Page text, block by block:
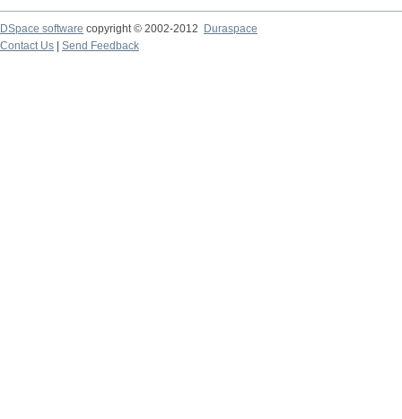
DSpace software copyright © 2002-2012
Duraspace
Contact Us
Send Feedback